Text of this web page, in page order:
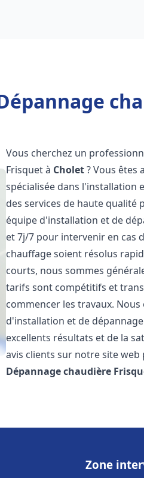
Vous cherchez un
Frisquet à Cholet? Vous êtes
spécialisée dans l'installation
des services de haute qualité
équipe d'installation et de
et 7j/7 pour intervenir en cas
chauffage soient résolus
courts, nous sommes
tarifs sont compétitifs et
commencer les travaux.
d'installation et de
excellents résultats et de la
avis clients sur notre site
Dépannage chaudière
Zone